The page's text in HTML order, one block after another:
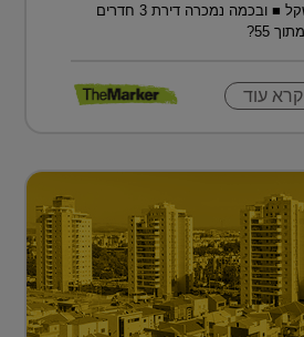
תמורת 1.45 מיליון שקל ■ ובכמה נמכרה דירת 3 חדרים
קרא עוד